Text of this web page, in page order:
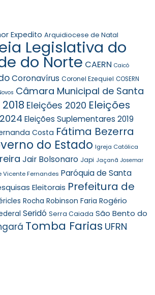
Expedito Arquidiocese de Natal
Legislativa do
do Norte CAERN Caicó
Coronavírus Coronel Ezequiel COSERN
Câmara Municipal de Santa
Eleições 2020 Eleições
Eleições Suplementares 2019
Costa Fátima Bezerra
do Estado Igreja Católica
Jair Bolsonaro Japi Jaçanã Josemar
Vicente Fernandes Paróquia de Santa
Eleitorais Prefeitura de
Rocha Robinson Faria Rogério
Seridó Serra Caiada São Bento do
Tomba Farias UFRN